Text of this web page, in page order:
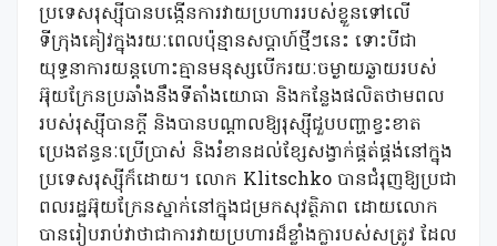
ប្រទេសរុស្ស៊ីបានបង្កើនការវាយប្រហាររបស់ខ្លួនទៅលើ
ទីក្រុងគៀវក្នុងរយៈពេលប៉ុន្មានសប្តាហ៍ថ្មីៗនេះ ទោះបីជា
យុទ្ធនាការយន្តហោះគ្មានមនុស្សបើករយៈចម្ងាយឆ្ងាយរបស់
អ៊ុយក្រែនប្រឆាំងនឹងទីតាំងយោធា និងកន្លែងផលិតថាមពល
របស់រុស្ស៊ីបានក្តី និងបានបណ្តាលឱ្យរុស្ស៊ីជួបបញ្ហាខ្វះខាត
ប្រេងឥន្ធនៈប្រើប្រាស់ និងរំខានដល់ខ្សែសង្វាក់ផ្គត់ផ្គង់នៅក្នុង
ប្រទេសរុស្ស៊ីក៏ដោយ។ លោក Klitschko បានជំរុញឱ្យប្រជា
ពលរដ្ឋអ៊ុយក្រែនស្នាក់នៅក្នុងជម្រកសុវត្ថិភាព ដោយលោក
បានរៀបរាប់វាថាជាការវាយប្រហារដ៏ខ្លាំងក្លារបស់សត្រូវ ដែល